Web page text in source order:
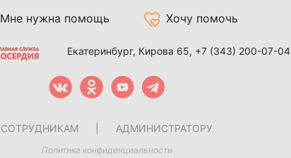
Мне нужна помощь Хочу помочь
Екатеринбург, Кирова 65, +7 (343) 200-07-04
СОТРУДНИКАМ АДМИНИСТРАТОРУ
Политика конфиденциальности